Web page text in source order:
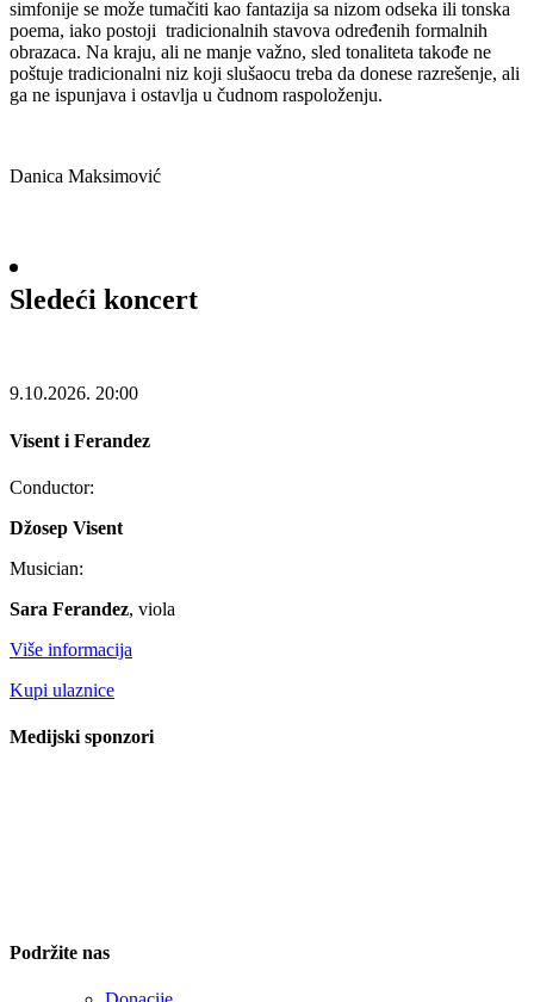
simfonije se može tumačiti kao fantazija sa nizom odseka ili tonska
poema, iako postoji tradicionalnih stavova određenih formalnih
obrazaca. Na kraju, ali ne manje važno, sled tonaliteta takođe ne
poštuje tradicionalni niz koji slušaocu treba da donese razrešenje, ali
ga ne ispunjava i ostavlja u čudnom raspoloženju.
Danica Maksimović
Sledeći koncert
9.10.2026. 20:00
Visent i Ferandez
Conductor:
Džosep Visent
Musician:
Sara Ferandez, viola
Više informacija
Kupi ulaznice
Medijski sponzori
Podržite nas